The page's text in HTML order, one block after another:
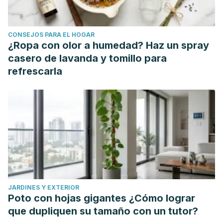
Investigación [Internet]. 2012;36(76):75-96. Recuperado
de:https://www.redalyc.org/articulo.oa?id=376140391004
Alan D.KleinM.D.1Neal S.PenneysM.D., Ph.D.1. Aloe vera.
Journal of the American Academy of Dermatology
Volume
18, Issue 4, Part 1
, April 1988, Pages 714-720. Disponible
Carmen U., Beatriz E., & José Manuel V. "Las plantas en los
libros de Conocimiento del Medio de 2o ciclo de primaria."
Revista Eureka sobre Enseñanza y Divulgación de las
Ciencias 10, no. 3 (2013):329-352. Redalyc,
https://www.redalyc.org/articulo.oa?id=92028240003
Eitel, Ernest J., (1878). Feng - Shui: The rudiments os
natural science in China. Disponible en:
https://books.google.com.ar/books?
CONSEJOS PARA EL HOGAR
¿Ropa con olor a humedad? Haz un spray
casero de lavanda y tomillo para
refrescarla
JARDINES Y EXTERIOR
Poto con hojas gigantes ¿Cómo lograr
que dupliquen su tamaño con un tutor?